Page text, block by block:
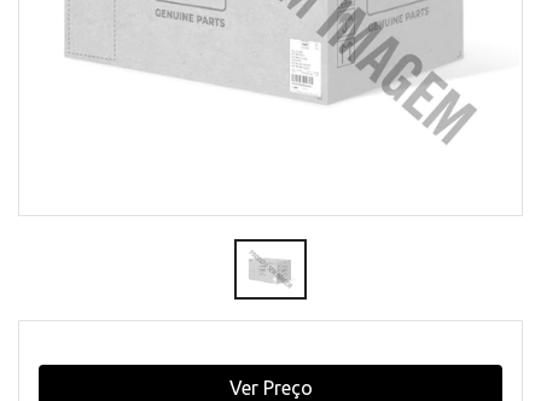
Ver Preço